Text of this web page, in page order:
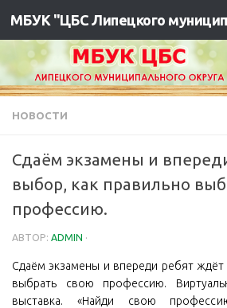
НОВОСТИ
Сдаём экзамены и
выбор, как правильно
профессию.
АВТОР: ADMIN ·
Сдаём экзамены и впереди ребят ждёт
выбрать свою профессию.
выставка. «Найди свою